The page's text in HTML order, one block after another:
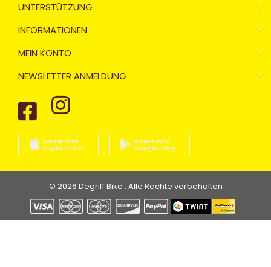
UNTERSTÜTZUNG
INFORMATIONEN
MEIN KONTO
NEWSLETTER ANMELDUNG
© 2026 Degriff Bike . Alle Rechte vorbehalten